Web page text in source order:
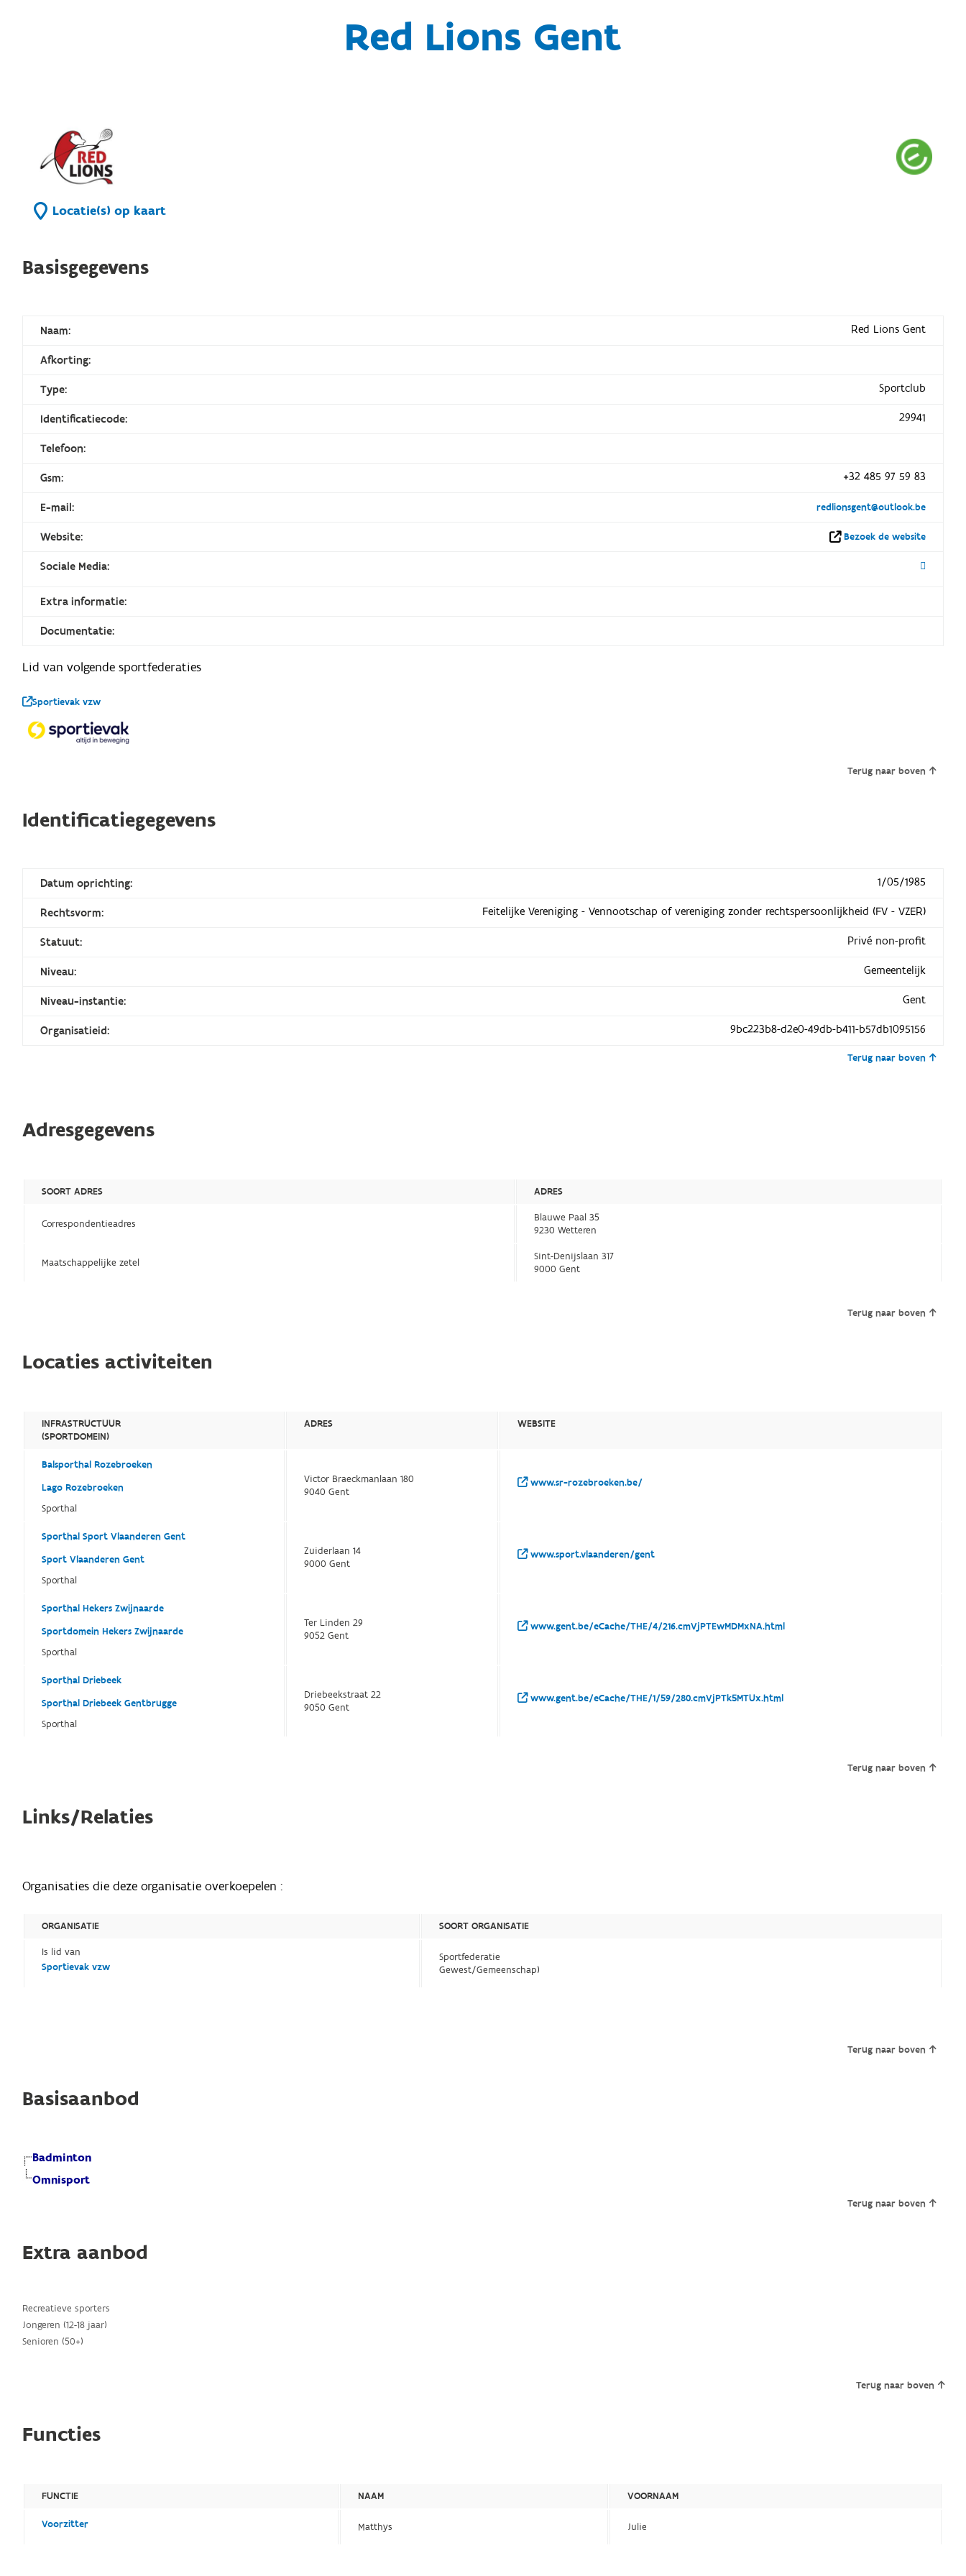
Red Lions Gent
Locatie(s) op kaart
Basisgegevens
Naam: Red Lions Gent
Afkorting:
Type: Sportclub
Identificatiecode: 29941
Telefoon:
Gsm: +32 485 97 59 83
E-mail: redlionsgent@outlook.be
Website: Bezoek de website
Sociale Media:
Extra informatie:
Documentatie:
Lid van volgende sportfederaties
Sportievak vzw
Terug naar boven
Identificatiegegevens
Datum oprichting: 1/05/1985
Rechtsvorm: Feitelijke Vereniging - Vennootschap of vereniging zonder rechtspersoonlijkheid (FV - VZER)
Statuut: Privé non-profit
Niveau: Gemeentelijk
Niveau-instantie: Gent
Organisatieid: 9bc223b8-d2e0-49db-b411-b57db1095156
Terug naar boven
Adresgegevens
SOORT ADRES ADRES
Correspondentieadres
Blauwe Paal 35
9230 Wetteren
Maatschappelijke zetel
Sint-Denijslaan 317
9000 Gent
Terug naar boven
Locaties activiteiten
INFRASTRUCTUUR
(SPORTDOMEIN)
ADRES WEBSITE
Balsporthal Rozebroeken
Lago Rozebroeken
Sporthal
Victor Braeckmanlaan 180
9040 Gent
www.sr-rozebroeken.be/
Sporthal Sport Vlaanderen Gent
Sport Vlaanderen Gent
Sporthal
Zuiderlaan 14
9000 Gent
www.sport.vlaanderen/gent
Sporthal Hekers Zwijnaarde
Sportdomein Hekers Zwijnaarde
Sporthal
Ter Linden 29
9052 Gent
www.gent.be/eCache/THE/4/216.cmVjPTEwMDMxNA.html
Sporthal Driebeek
Sporthal Driebeek Gentbrugge
Sporthal
Driebeekstraat 22
9050 Gent
www.gent.be/eCache/THE/1/59/280.cmVjPTk5MTUx.html
Terug naar boven
Links/Relaties
Organisaties die deze organisatie overkoepelen :
ORGANISATIE
SOORT ORGANISATIE
Is lid van
Sportievak vzw
Sportfederatie
Gewest/Gemeenschap)
Terug naar boven
Basisaanbod
Badminton
Omnisport
Terug naar boven
Extra aanbod
Recreatieve sporters
Jongeren (12-18 jaar)
Senioren (50+)
Terug naar boven
Functies
FUNCTIE NAAM VOORNAAM
Voorzitter Matthys Julie